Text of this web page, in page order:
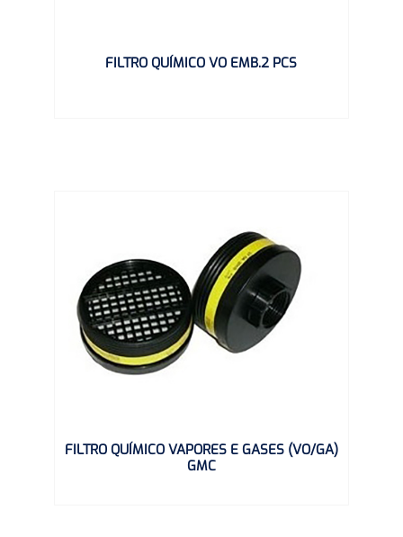
FILTRO QUÍMICO VO EMB.2 PCS
FILTRO QUÍMICO VAPORES E GASES (VO/GA)
GMC